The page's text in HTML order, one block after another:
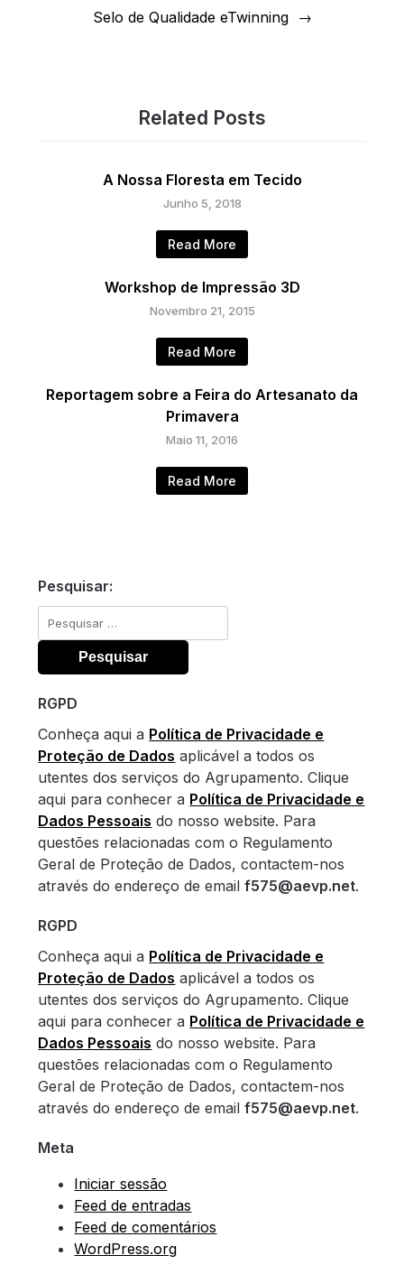
Selo de Qualidade eTwinning
Related Posts
A Nossa Floresta em Tecido
Junho 5, 2018
Read More
Workshop de Impressão 3D
Novembro 21, 2015
Read More
Reportagem sobre a Feira do Artesanato da
Primavera
Maio 11, 2016
Read More
Pesquisar:
Pesquisar
por:
RGPD
Conheça aqui a Política de Privacidade e
Proteção de Dados aplicável a todos os
utentes dos serviços do Agrupamento. Clique
aqui para conhecer a Política de Privacidade e
Dados Pessoais do nosso website. Para
questões relacionadas com o Regulamento
Geral de Proteção de Dados, contactem-nos
através do endereço de emailf575@aevp.net.
RGPD
Conheça aqui a Política de Privacidade e
Proteção de Dados aplicável a todos os
utentes dos serviços do Agrupamento. Clique
aqui para conhecer a Política de Privacidade e
Dados Pessoais do nosso website. Para
questões relacionadas com o Regulamento
Geral de Proteção de Dados, contactem-nos
através do endereço de emailf575@aevp.net.
Meta
Iniciar sessão
Feed de entradas
Feed de comentários
WordPress.org